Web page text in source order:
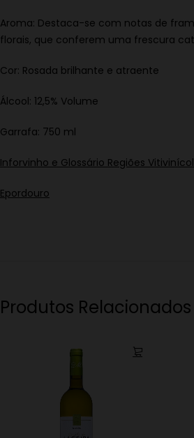
Aroma: Destaca-se com notas de
florais, que conferem uma frescura
Cor: Rosada brilhante e atraente
Álcool: 12,5% Volume
Garrafa: 750 ml
Inforvinho e Glossário Regiões
Epordouro
Produtos Relacionados